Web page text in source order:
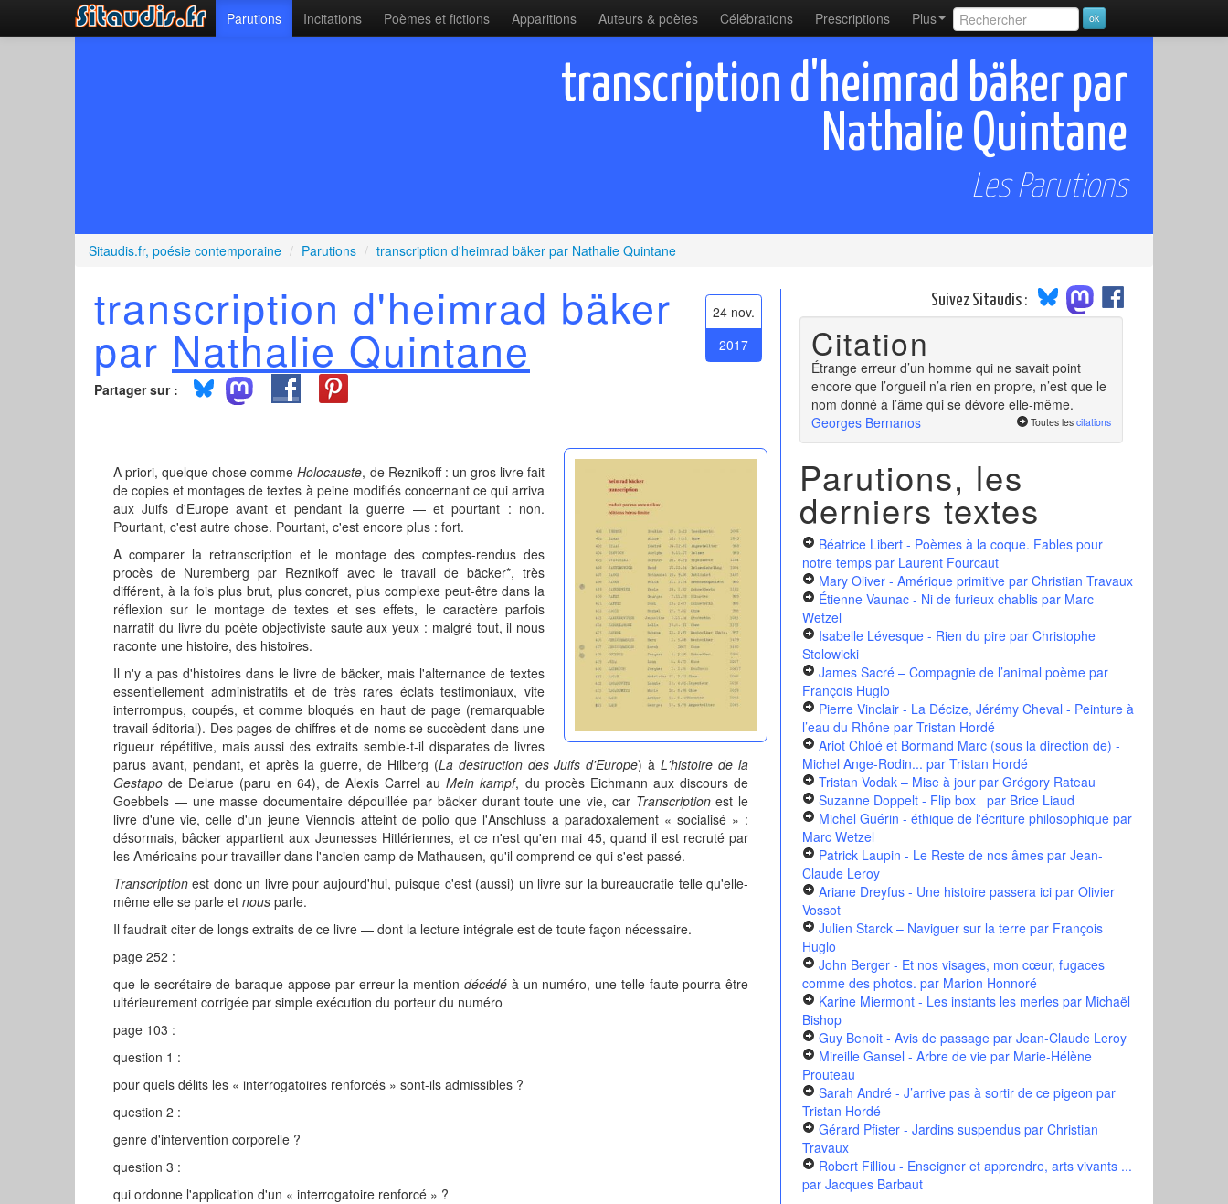
Parutions Incitations Poèmes et fictions Apparitions Auteurs & poètes Célébrations Prescriptions Plus
transcription d'heimrad bäker par
Nathalie Quintane
Les Parutions
Sitaudis.fr, poésie contemporaine / Parutions / transcription d'heimrad bäker par Nathalie Quintane
24 nov.
2017
transcription d'heimrad bäker
par Nathalie Quintane
Partager sur :
A priori, quelque chose commeHolocauste, de Reznikoff : un gros livre fait
de copies et montages de textes à peine modifiés concernant ce qui arriva
aux Juifs d'Europe avant et pendant la guerre — et pourtant : non.
Pourtant, c'est autre chose. Pourtant, c'est encore plus : fort.
A comparer la retranscription et le montage des comptes-rendus des
procès de Nuremberg par Reznikoff avec le travail de bäcker*, très
différent, à la fois plus brut, plus concret, plus complexe peut-être dans la
réflexion sur le montage de textes et ses effets, le caractère parfois
narratif du livre du poète objectiviste saute aux yeux : malgré tout, il nous
raconte une histoire, des histoires.
Il n'y a pas d'histoires dans le livre de bäcker, mais l'alternance de textes
essentiellement administratifs et de très rares éclats testimoniaux, vite
interrompus, coupés, et comme bloqués en haut de page (remarquable
travail éditorial). Des pages de chiffres et de noms se succèdent dans une
rigueur répétitive, mais aussi des extraits semble-t-il disparates de livres
parus avant, pendant, et après la guerre, de Hilberg (La destruction des Juifs d'Europe) àL'histoire de la
Gestapo de Delarue (paru en 64), de Alexis Carrel auMein kampf, du procès Eichmann aux discours de
Goebbels — une masse documentaire dépouillée par bäcker durant toute une vie, car Transcriptionest le
livre d'une vie, celle d'un jeune Viennois atteint de polio que l'Anschluss a paradoxalement « socialisé » :
désormais, bâcker appartient aux Jeunesses Hitlériennes, et ce n'est qu'en mai 45, quand il est recruté par
les Américains pour travailler dans l'ancien camp de Mathausen, qu'il comprend ce qui s'est passé.
Transcription est donc un livre pour aujourd'hui, puisque c'est (aussi) un livre sur la bureaucratie telle qu'elle-
même elle se parle et nous parle.
Il faudrait citer de longs extraits de ce livre — dont la lecture intégrale est de toute façon nécessaire.
page 252 :
que le secrétaire de baraque appose par erreur la mention décédéà un numéro, une telle faute pourra être
ultérieurement corrigée par simple exécution du porteur du numéro
page 103 :
question 1 :
pour quels délits les « interrogatoires renforcés » sont-ils admissibles ?
question 2 :
genre d'intervention corporelle ?
question 3 :
qui ordonne l'application d'un « interrogatoire renforcé » ?
Suivez Sitaudis :
Citation
Étrange erreur d’un homme qui ne savait point
encore que l’orgueil n’a rien en propre, n’est que le
nom donné à l’âme qui se dévore elle-même.
Georges Bernanos
Toutes les citations
Parutions, les
derniers textes
Béatrice Libert - Poèmes à la coque. Fables pour
notre tempspar Laurent Fourcaut
Mary Oliver - Amérique primitivepar Christian Travaux
Étienne Vaunac - Ni de furieux chablispar Marc
Wetzel
Isabelle Lévesque - Rien du pirepar Christophe
Stolowicki
James Sacré – Compagnie de l’animal poèmepar
François Huglo
Pierre Vinclair - La Décize, Jérémy Cheval - Peinture à
l’eau du Rhônepar Tristan Hordé
Ariot Chloé et Bormand Marc (sous la direction de) -
Michel Ange-Rodin... par Tristan Hordé
Tristan Vodak – Mise à jourpar Grégory Rateau
Suzanne Doppelt - Flip box par Brice Liaud
Michel Guérin - éthique de l'écriture philosophiquepar
Marc Wetzel
Patrick Laupin - Le Reste de nos âmespar Jean-
Claude Leroy
Ariane Dreyfus - Une histoire passera icipar Olivier
Vossot
Julien Starck – Naviguer sur la terrepar François
Huglo
John Berger - Et nos visages, mon cœur, fugaces
comme des photos. par Marion Honnoré
Karine Miermont - Les instants les merlespar Michaël
Bishop
Guy Benoit - Avis de passagepar Jean-Claude Leroy
Mireille Gansel - Arbre de viepar Marie-Hélène
Prouteau
Sarah André - J’arrive pas à sortir de ce pigeon par
Tristan Hordé
Gérard Pfister - Jardins suspenduspar Christian
Travaux
Robert Filliou - Enseigner et apprendre, arts vivants ...
par Jacques Barbaut